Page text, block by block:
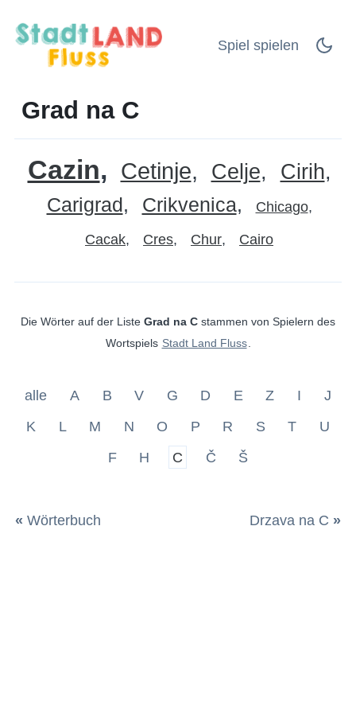
Spiel spielen
Grad na C
Cazin Cetinje Celje Cirih
Carigrad Crikvenica Chicago
Cacak Cres Chur Cairo
Die Wörter auf der Liste Grad na C stammen von Spielern des
Wortspiels Stadt Land Fluss
alle A B V G D E Z I
J
K
L M N O P R S T
U
F
H C Č Š
« Wörterbuch Drzava na C »